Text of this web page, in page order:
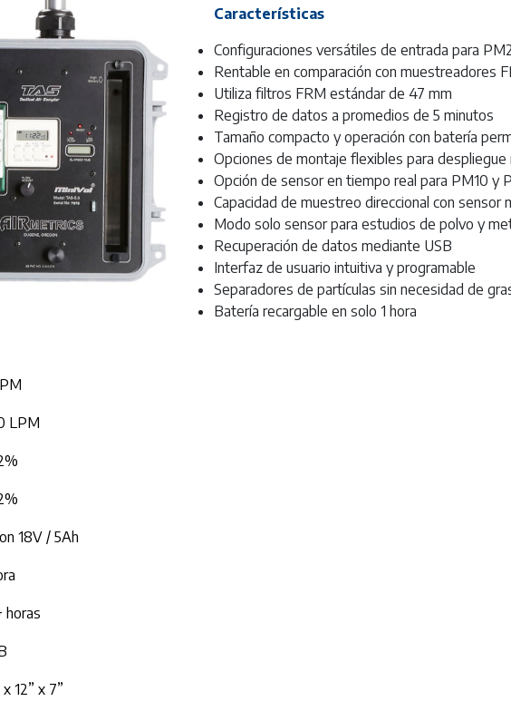
Características
Configuraciones versátiles de entrada para
Rentable en comparación con muestreadores
Utiliza filtros FRM estándar de 47 mm
Registro de datos a promedios de 5 minutos
Tamaño compacto y operación con batería
Opciones de montaje flexibles para despliegue
Opción de sensor en tiempo real para PM10 y
Capacidad de muestreo direccional con sensor
Modo solo sensor para estudios de polvo y
Recuperación de datos mediante USB
Interfaz de usuario intuitiva y programable
Separadores de partículas sin necesidad de
Batería recargable en solo 1 hora
LPM
18V / 5Ah
horas
x 12” x 7”